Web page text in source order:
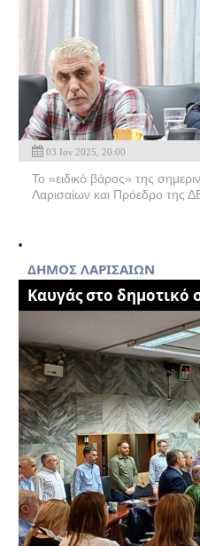
03 Ιαν 2025, 20:00
Το «ειδικό βάρος» της
Λαρισαίων και Πρόεδρο
ΔΗΜΟΣ ΛΑΡΙΣΑΙΩΝ
Kαυγάς στο δημοτικό